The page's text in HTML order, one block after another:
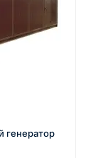
генератор